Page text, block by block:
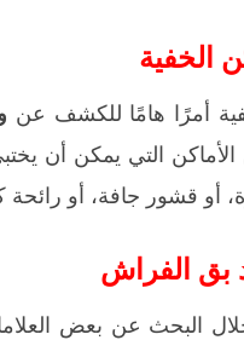
الخفية
أمرًا هامًا للكشف عن
التي يمكن أن
أو قشور جافة، أو رائحة
بق الفراش
البحث عن بعض